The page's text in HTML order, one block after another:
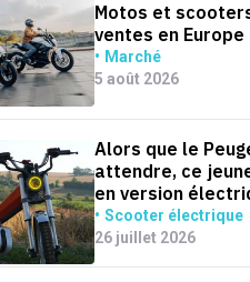
Motos et
ventes en
Marché
5 août 2026
Alors que le
attendre, ce
en version
Scooter électrique
26 juillet 2026